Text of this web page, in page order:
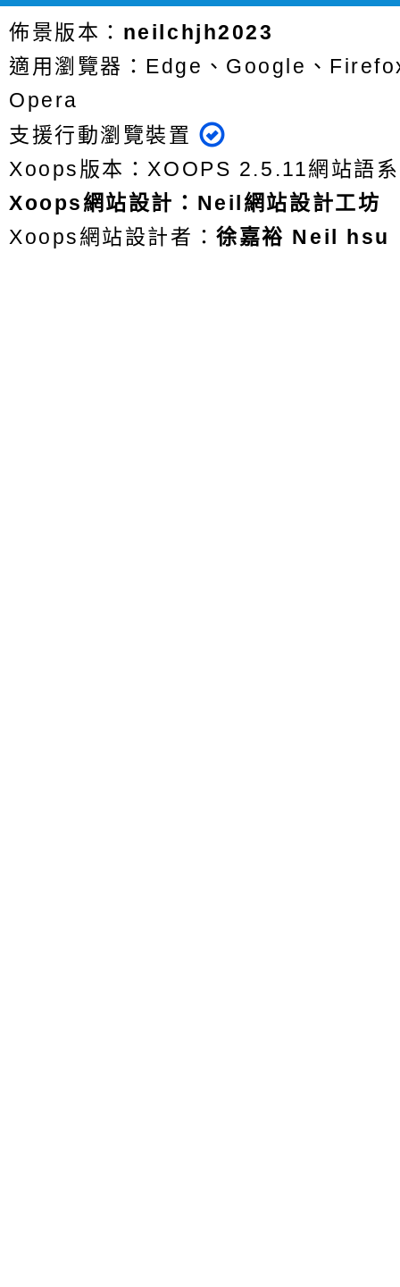
佈景版本： neilchjh2023
適用瀏覽器：Edge、Google、
Opera
支援行動瀏覽裝置
Xoops版本：XOOPS 2.5.11網站語
Xoops網站設計 ： Neil網站設計工坊
Xoops網站設計者：徐嘉裕 Neil hsu